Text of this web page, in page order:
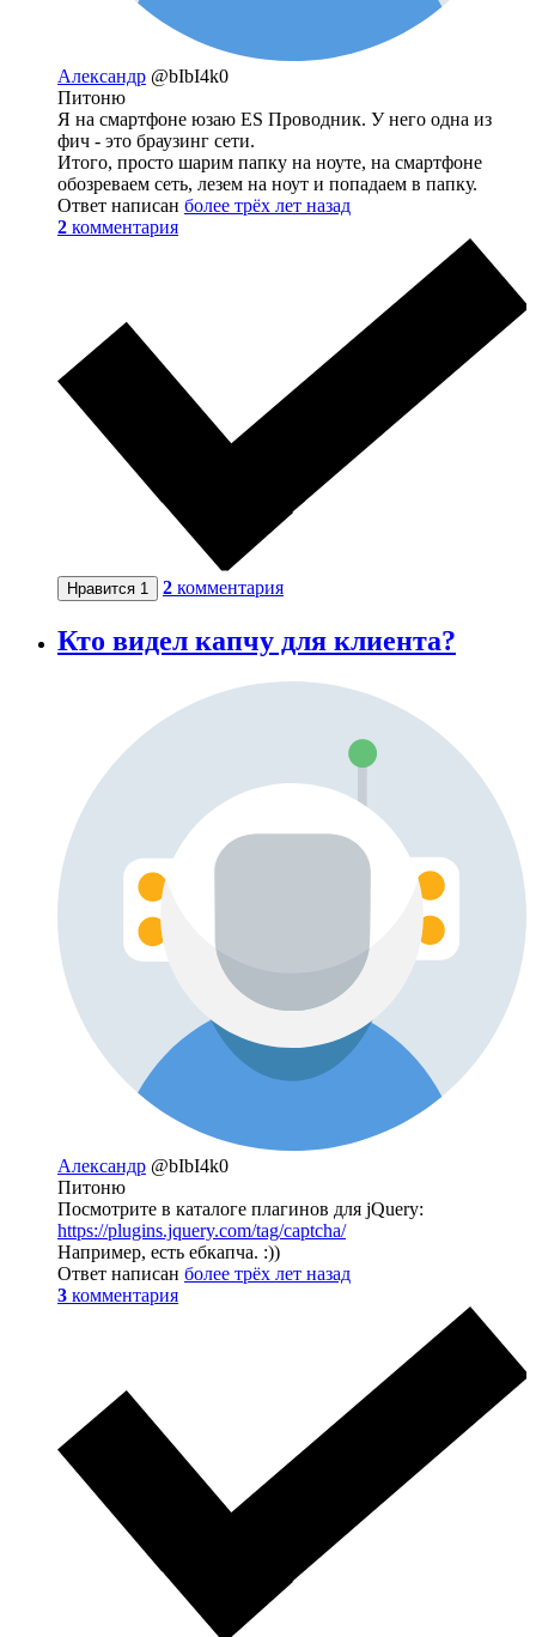
Александр @bIbI4k0
Питоню
Я на смартфоне юзаю ES Проводник. У него одна из
фич - это браузинг сети.
Итого, просто шарим папку на ноуте, на смартфоне
обозреваем сеть, лезем на ноут и попадаем в папку.
Ответ написан более трёх лет назад
2 комментария
Нравится 1 2 комментария
Кто видел капчу для клиента?
Александр @bIbI4k0
Питоню
Посмотрите в каталоге плагинов для jQuery:
https://plugins.jquery.com/tag/captcha/
Например, есть ебкапча. :))
Ответ написан более трёх лет назад
3 комментария